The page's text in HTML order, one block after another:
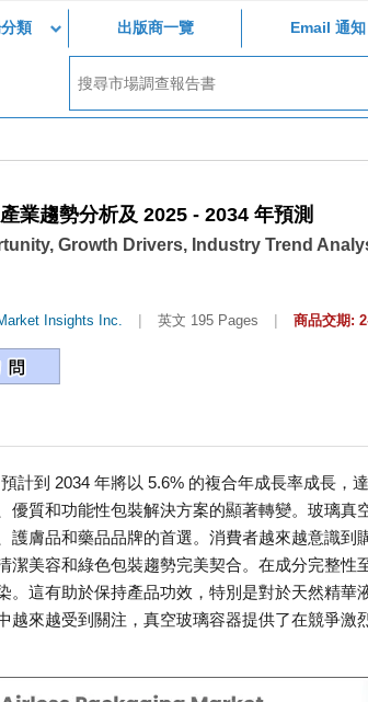
類 出版商一覽 Email 通知
業趨勢分析及 2025 - 2034 年預測
Growth Drivers, Industry Trend
Insights Inc. | 英文 195 Pages | 商品交期:
計到 2034 年將以 5.6% 的複合年成長率成長，達
質和功能性包裝解決方案的顯著轉變。玻璃真
膚品和藥品品牌的首選。消費者越來越意識到
美容和綠色包裝趨勢完美契合。在成分完整性
這有助於保持產品功效，特別是對於天然精華
來越受到關注，真空玻璃容器提供了在競爭激